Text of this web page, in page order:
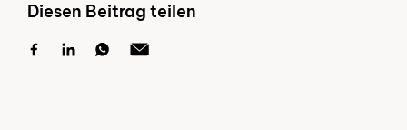
Diesen Beitrag teilen